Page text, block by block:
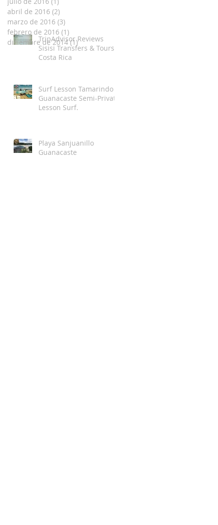
TripAdvisor Reviews
Sisisi Transfers & Tours
Costa Rica
Surf Lesson Tamarindo
Guanacaste Semi-Private
Lesson Surf.
Playa Sanjuanillo
Guanacaste
abril de 2016 (2)
marzo de 2016 (3)
febrero de 2016 (1)
diciembre de 2014 (1)1 entrada